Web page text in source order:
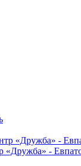
«Дружба» -